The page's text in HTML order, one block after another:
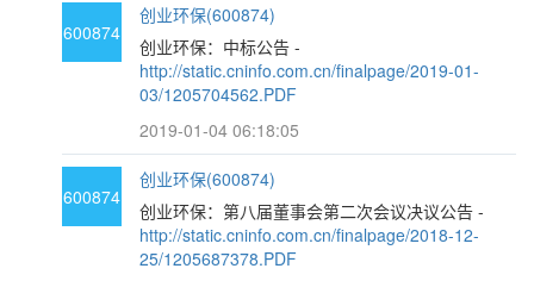
600874
创业环保(600874)
创业环保：中标公告 -
http://static.cninfo.com.cn/finalpage/2019-01-
03/1205704562.PDF
2019-01-04 06:18:05
600874
创业环保(600874)
创业环保：第八届董事会第二次会议决议公告 -
http://static.cninfo.com.cn/finalpage/2018-12-
25/1205687378.PDF